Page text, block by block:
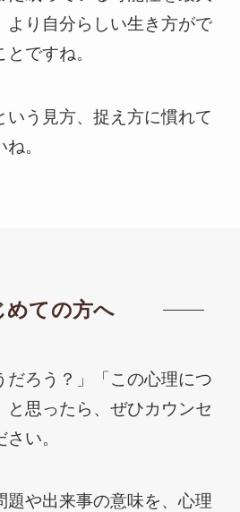
より自分らしい生き方がで
ですね。
いう見方、捉え方に慣れて
。
めての方へ
だろう？」「この心理につ
と思ったら、ぜひカウンセ
い。
題や出来事の意味を、心理